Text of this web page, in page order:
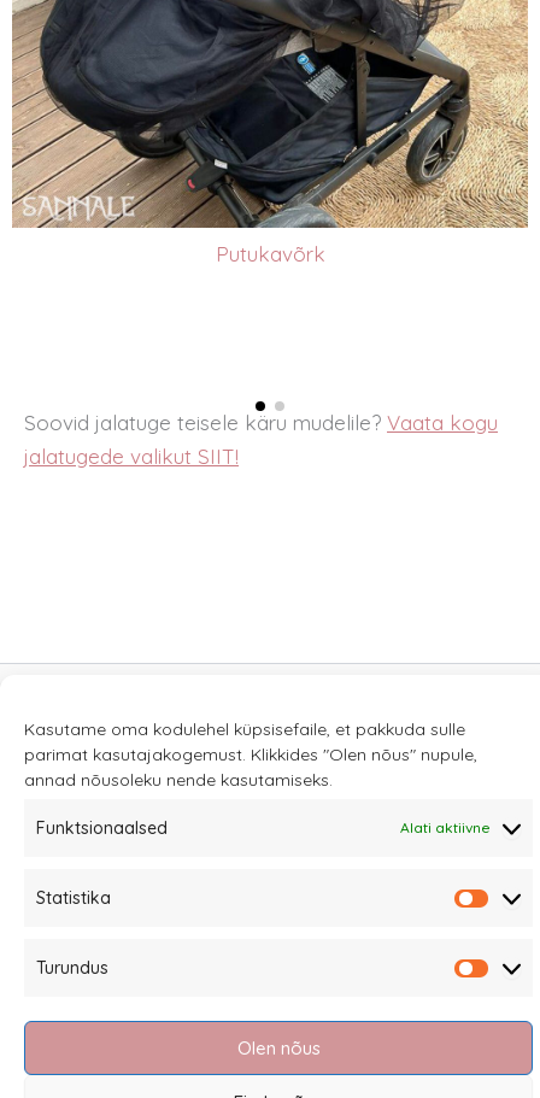
Kasutame oma kodulehel küpsisefaile, et pakkuda sulle
parimat kasutajakogemust. Klikkides "Olen nõus" nupule,
annad nõusoleku nende kasutamiseks.
Funktsionaalsed Alati aktiivne
Statistika
Turundus
Olen nõus
Putukavõrk
Soovid jalatuge teisele käru mudelile? Vaata kogu
jalatugede valikut SIIT!
Sannale OÜ
tel.+372 58863122